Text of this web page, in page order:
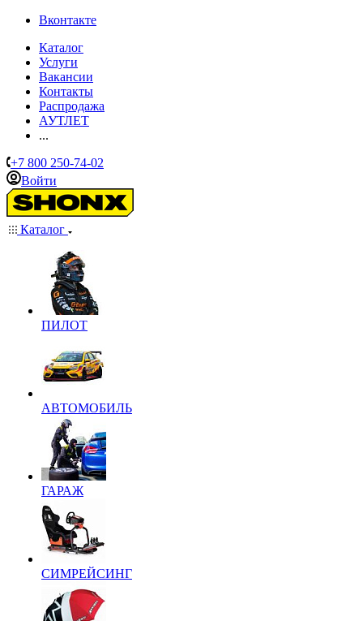
Вконтакте
Каталог
Услуги
Вакансии
Контакты
Распродажа
АУТЛЕТ
...
+7 800 250-74-02
Войти
Каталог
ПИЛОТ
АВТОМОБИЛЬ
ГАРАЖ
СИМРЕЙСИНГ